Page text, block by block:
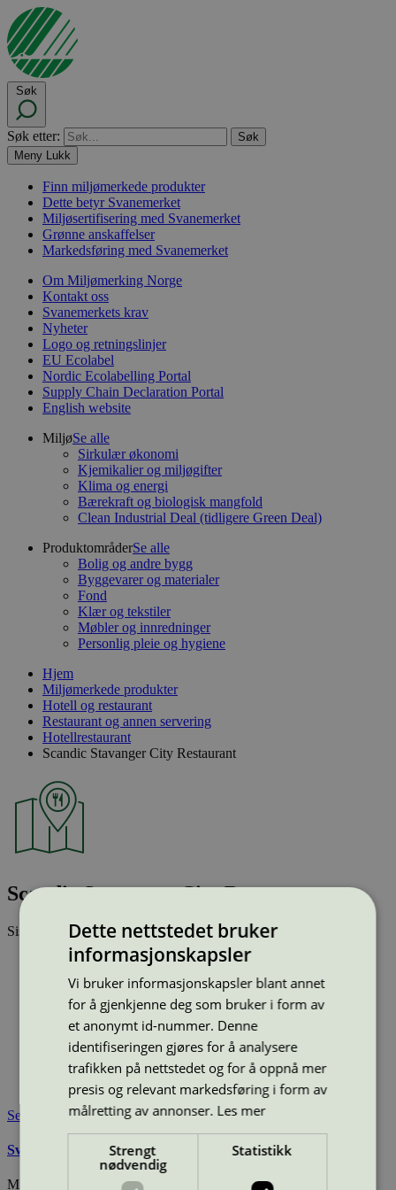
Søk
Søk etter:
Meny Lukk
Finn miljømerkede produkter
Dette betyr Svanemerket
Miljøsertifisering med Svanemerket
Grønne anskaffelser
Markedsføring med Svanemerket
Om Miljømerking Norge
Kontakt oss
Svanemerkets krav
Nyheter
Logo og retningslinjer
EU Ecolabel
Nordic Ecolabelling Portal
Supply Chain Declaration Portal
English website
MiljøSe alle
Sirkulær økonomi
Kjemikalier og miljøgifter
Klima og energi
Bærekraft og biologisk mangfold
Clean Industrial Deal (tidligere Green Deal)
ProduktområderSe alle
Bolig og andre bygg
Byggevarer og materialer
Fond
Klær og tekstiler
Møbler og innredninger
Personlig pleie og hygiene
Hjem
Miljømerkede produkter
Hotell og restaurant
Restaurant og annen servering
Hotellrestaurant
Scandic Stavanger City Restaurant
Scandic Stavanger City Restaurant
Sist oppdatert09 jan 2026
Type: Hotellrestaurant
Lisensnummer:
2055 0367
Miljømerke: Svanemerket
Merkevare:
Scandic
Merkevare nettside: https://www.scandichotels.no/
Lisensinnehaver: Scandic Hotels AS
Lisensinnehaver nettside: https://www.scandichotels.no/
Tilgjengelig i: Norge
Se også
Svanemerkets krav til hoteller og andre overnattingssteder
Miljømerking Norge
Dette nettstedet bruker
informasjonskapsler
Vi bruker informasjonskapsler blant annet
for å gjenkjenne deg som bruker i form av
et anonymt id-nummer. Denne
identifiseringen gjøres for å analysere
trafikken på nettstedet og for å oppnå mer
presis og relevant markedsføring i form av
målretting av annonser. Les mer
Strengt
nødvendig
Statistikk